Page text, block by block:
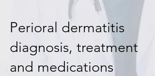
Perioral dermatitis
diagnosis, treatment
and medications